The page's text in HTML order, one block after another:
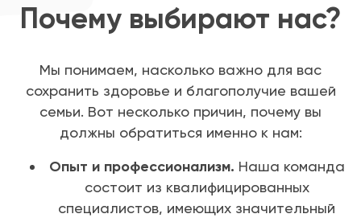
Почему выбирают нас?
Мы понимаем, насколько важно для вас
сохранить здоровье и благополучие вашей
семьи. Вот несколько причин, почему вы
должны обратиться именно к нам:
Опыт и профессионализм. Наша команда
состоит из квалифицированных
специалистов, имеющих значительный